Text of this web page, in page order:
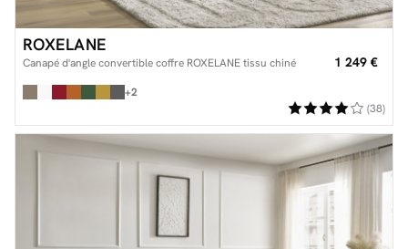
ROXELANE
Canapé d'angle convertible coffre ROXELANE tissu chiné 1 249 €
+2
(38)